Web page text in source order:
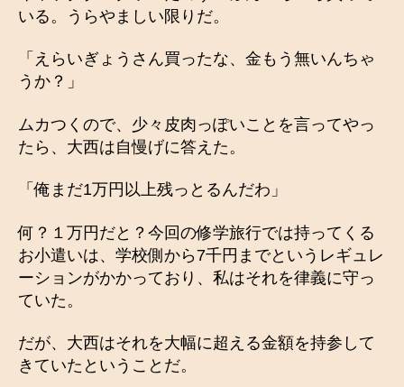
いる。うらやましい限りだ。
「えらいぎょうさん買ったな、金もう無いんちゃ
うか？」
ムカつくので、少々皮肉っぽいことを言ってやっ
たら、大西は自慢げに答えた。
「俺まだ1万円以上残っとるんだわ」
何？１万円だと？今回の修学旅行では持ってくる
お小遣いは、学校側から7千円までというレギュレ
ーションがかかっており、私はそれを律義に守っ
ていた。
だが、大西はそれを大幅に超える金額を持参して
きていたということだ。